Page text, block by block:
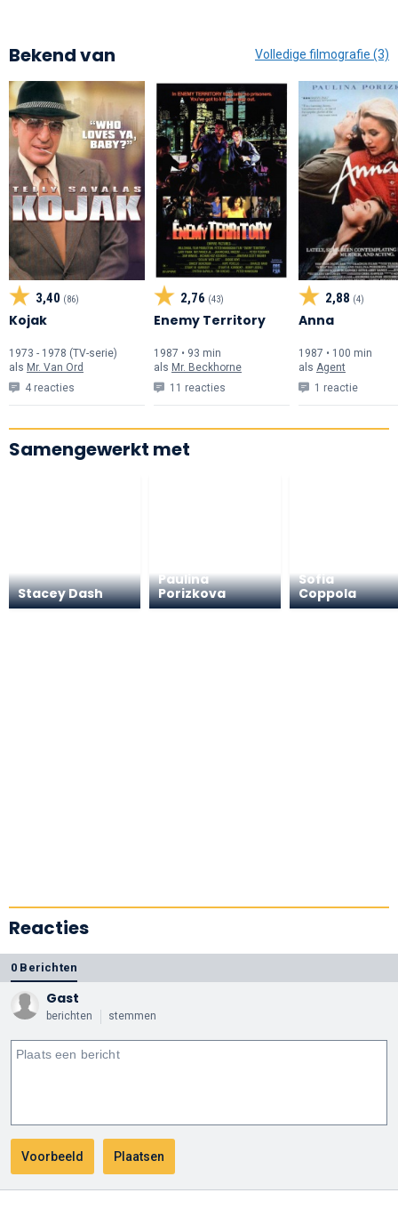
Bekend van Volledige filmografie (3)
3,40 (86)
Kojak
1973 - 1978 (TV-serie)
als Mr. Van Ord
4 reacties
2,76 (43)
Enemy Territory
1987 • 93 min
als Mr. Beckhorne
11 reacties
2,88 (4)
Anna
1987 • 100 min
als Agent
1 reactie
Samengewerkt met
Stacey Dash
Paulina
Porizkova
Sofia
Coppola
Reacties
0 Berichten
Gast
berichten stemmen